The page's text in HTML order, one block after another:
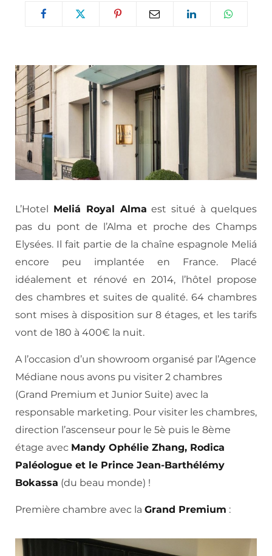
L’Hotel Meliá Royal Alma est situé à quelques
pas du pont de l’Alma et proche des Champs
Elysées. Il fait partie de la chaîne espagnole Meliá
encore peu implantée en France. Placé
idéalement et rénové en 2014, l’hôtel propose
des chambres et suites de qualité. 64 chambres
sont mises à disposition sur 8 étages, et les tarifs
vont de 180 à 400€ la nuit.
A l’occasion d’un showroom organisé par l’Agence
Médiane nous avons pu visiter 2 chambres
(Grand Premium et Junior Suite) avec la
responsable marketing. Pour visiter les chambres,
direction l’ascenseur pour le 5è puis le 8ème
étage avec Mandy Ophélie Zhang, Rodica
Paléologue et le Prince Jean-Barthélémy
Bokassa (du beau monde) !
Première chambre avec la Grand Premium :